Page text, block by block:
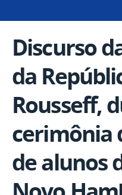
Discurso
da
Rousseff,
cerimônia
de alunos